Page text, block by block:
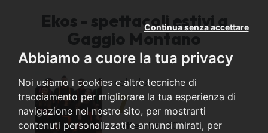
Abbiamo a cuore la tua privacy
Noi usiamo i cookies e altre tecniche di
tracciamento per migliorare la tua esperienza di
navigazione nel nostro sito, per mostrarti
contenuti personalizzati e annunci mirati, per
Continua senza accettare
Ekos - spettacoli estivi a
Gaggio Montano
sabato
7
settembre2019